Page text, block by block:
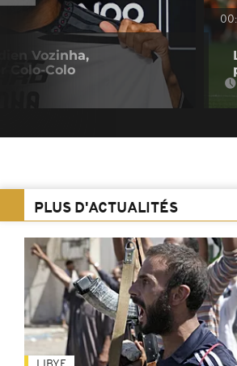
Vozinha,
Colo-Colo
PLUS D'ACTUALITÉS